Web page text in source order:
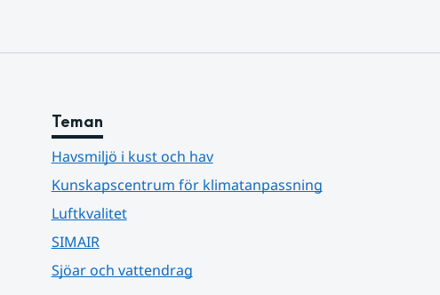
Teman
Havsmiljö i kust och hav
Kunskapscentrum för klimatanpassning
Luftkvalitet
SIMAIR
Sjöar och vattendrag